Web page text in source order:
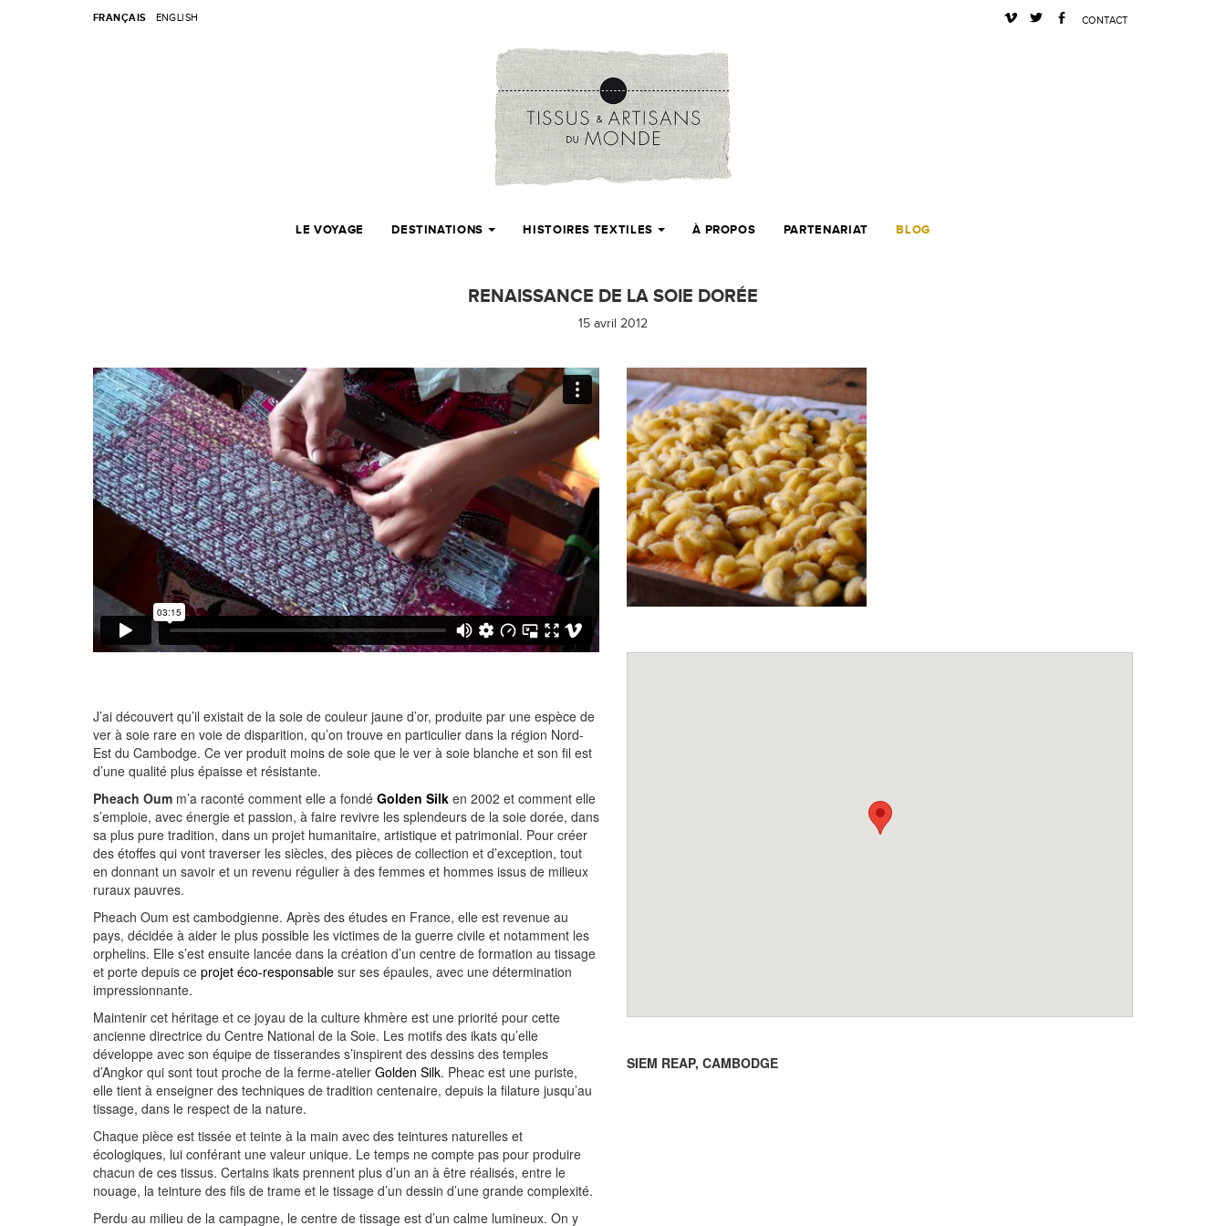
FRANÇAIS ENGLISH s a b CONTACT
LE VOYAGE DESTINATIONS HISTOIRES TEXTILES À PROPOS PARTENARIAT BLOG
RENAISSANCE DE LA SOIE DORÉE
15 avril 2012
J’ai découvert qu’il existait de la soie de couleur jaune d’or, produite par une espèce de
ver à soie rare en voie de disparition, qu’on trouve en particulier dans la région Nord-
Est du Cambodge. Ce ver produit moins de soie que le ver à soie blanche et son fil est
d’une qualité plus épaisse et résistante.
Pheach Oum m’a raconté comment elle a fondé Golden Silk en 2002 et comment elle
s’emploie, avec énergie et passion, à faire revivre les splendeurs de la soie dorée, dans
sa plus pure tradition, dans un projet humanitaire, artistique et patrimonial. Pour créer
des étoffes qui vont traverser les siècles, des pièces de collection et d’exception, tout
en donnant un savoir et un revenu régulier à des femmes et hommes issus de milieux
ruraux pauvres.
Pheach Oum est cambodgienne. Après des études en France, elle est revenue au
pays, décidée à aider le plus possible les victimes de la guerre civile et notamment les
orphelins. Elle s’est ensuite lancée dans la création d’un centre de formation au tissage
et porte depuis ce projet éco-responsable sur ses épaules, avec une détermination
impressionnante.
Maintenir cet héritage et ce joyau de la culture khmère est une priorité pour cette
ancienne directrice du Centre National de la Soie. Les motifs des ikats qu’elle
développe avec son équipe de tisserandes s’inspirent des dessins des temples
d’Angkor qui sont tout proche de la ferme-atelier Golden Silk. Pheac est une puriste,
elle tient à enseigner des techniques de tradition centenaire, depuis la filature jusqu’au
tissage, dans le respect de la nature.
Chaque pièce est tissée et teinte à la main avec des teintures naturelles et
écologiques, lui conférant une valeur unique. Le temps ne compte pas pour produire
chacun de ces tissus. Certains ikats prennent plus d’un an à être réalisés, entre le
nouage, la teinture des fils de trame et le tissage d’un dessin d’une grande complexité.
Perdu au milieu de la campagne, le centre de tissage est d’un calme lumineux. On y
SIEM REAP, CAMBODGE